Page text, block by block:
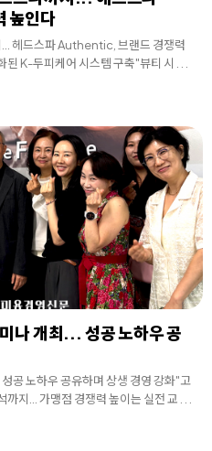
높인다
헤드스파 Authentic, 브랜드 경쟁력
K-두피케어 시스템 구축"뷰티 시 . . .
나 개최... 성공 노하우 공
공 노하우 공유하며 상생 경영 강화"고
지... 가맹점 경쟁력 높이는 실전 교 . . .